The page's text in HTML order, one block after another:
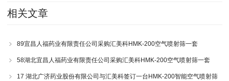
相关文章
89宜昌人福药业有限责任公司采购汇美科HMK-200空气喷射筛一套
58湖北宜昌人福药业有限责任公司采购汇美科HMK-200空气喷射筛一套
17 湖北广济药业股份有限公司与汇美科签订一台HMK-200智能空气喷射筛